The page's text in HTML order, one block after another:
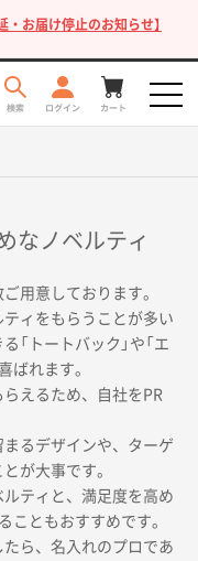
・お届け停止のお知らせ】
なノベルティ
用意しております。
ィをもらうことが多い
「トートバック」や「エ
ばれます。
えるため、自社をPR
るデザインや、ターゲ
が大事です。
ティと、満足度を高め
こともおすすめです。
ら、名入れのプロであ